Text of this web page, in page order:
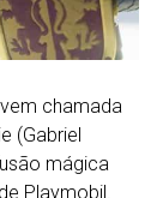
chamada
(Gabriel
mágica
Playmobil.